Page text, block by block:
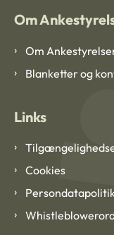
Om
Om
Blanketter og
Links
Cookies